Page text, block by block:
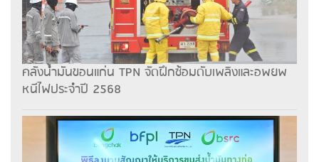
คลังน้ำมันขอนแก่น TPN จัดฝึกซ้อมดับเพลิงและอพยพ
หนีไฟประจำปี 2568